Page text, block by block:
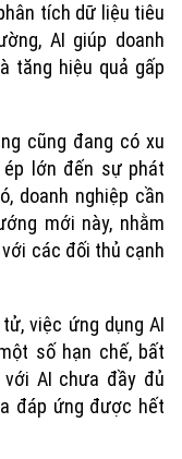
tích dữ liệu tiêu
AI giúp doanh
tăng hiệu quả gấp
cũng đang có xu
lớn đến sự phát
doanh nghiệp cần
mới này, nhằm
các đối thủ cạnh
việc ứng dụng AI
số hạn chế, bất
AI chưa đầy đủ
đáp ứng được hết